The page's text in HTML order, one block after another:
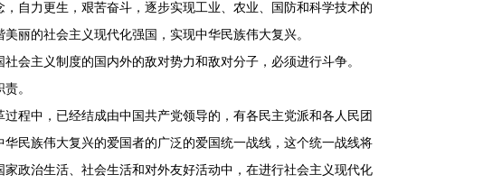
自力更生，艰苦奋斗，逐步实现工业、农业、国防和科学技术的
丽的社会主义现代化强国，实现中华民族伟大复兴。
主义制度的国内外的敌对势力和敌对分子，必须进行斗争。
。
中，已经结成由中国共产党领导的，有各民主党派和各人民团
民族伟大复兴的爱国者的广泛的爱国统一战线，这个统一战线将
政治生活、社会生活和对外友好活动中，在进行社会主义现代化